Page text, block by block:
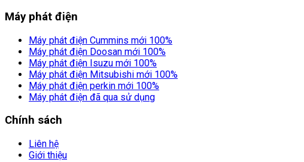
Máy phát điện
Máy phát điện Cummins mới 100%
Máy phát điện Doosan mới 100%
Máy phát điện Isuzu mới 100%
Máy phát điện Mitsubishi mới 100%
Máy phát điện perkin mới 100%
Máy phát điện đã qua sử dụng
Chính sách
Liên hệ
Giới thiệu